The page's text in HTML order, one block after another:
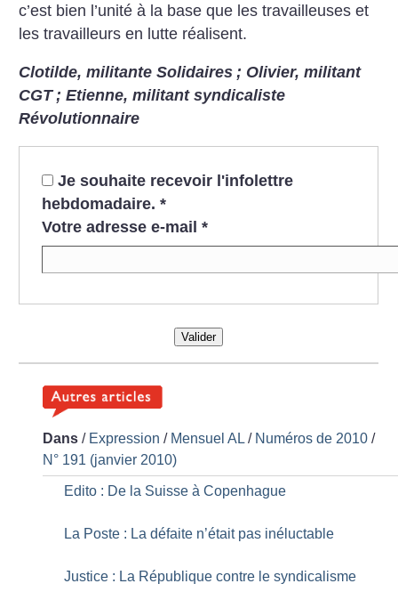
c’est bien l’unité à la base que les travailleuses et
les travailleurs en lutte réalisent.
Clotilde, militante Solidaires ; Olivier, militant
CGT ;Etienne, militant syndicaliste
Révolutionnaire
Je souhaite recevoir l'infolettre
hebdomadaire. *
Votre adresse e-mail *
Valider
Dans / Expression / Mensuel AL / Numéros de 2010 /
N° 191 (janvier 2010)
Edito : De la Suisse à Copenhague
La Poste : La défaite n’était pas inéluctable
Justice : La République contre le syndicalisme